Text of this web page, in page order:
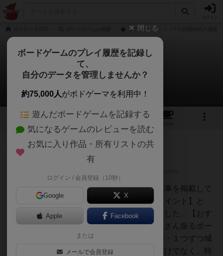
ライナー・クニツィアの戦国時代の通販/
戦国時代
9件のレビュー
7 9
カフェ
151名 充実
様々なボードゲームのレビュー記事を掲載して
います。その中から【おすすめポイント】と
【良い点】【悪い点】をまとめました。【おす
すめポイント】・サイコロをたくさん振るボー
ドゲームで遊びたい人におすすめ・１つずつ城
を攻め落とす感覚が楽しい・運だけでなく、時
閉じる
ボードゲームのプレイ履歴を記録し
て、
自分のデータを管理しませんか？
約75,000人がボドゲーマを利用中！
遊んだボードゲームを記録する
気になるゲームのレビューを読む
お気に入り作品・所有リストの共
有
ログイン / 会員登録（10秒）
Google X
Apple Facebook
または
メールで会員登録